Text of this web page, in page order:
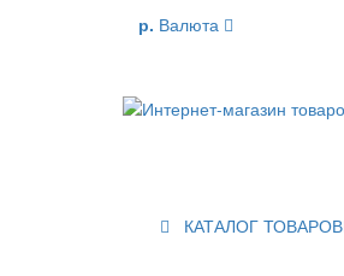
р. Валюта
КАТАЛОГ ТОВАРОВ